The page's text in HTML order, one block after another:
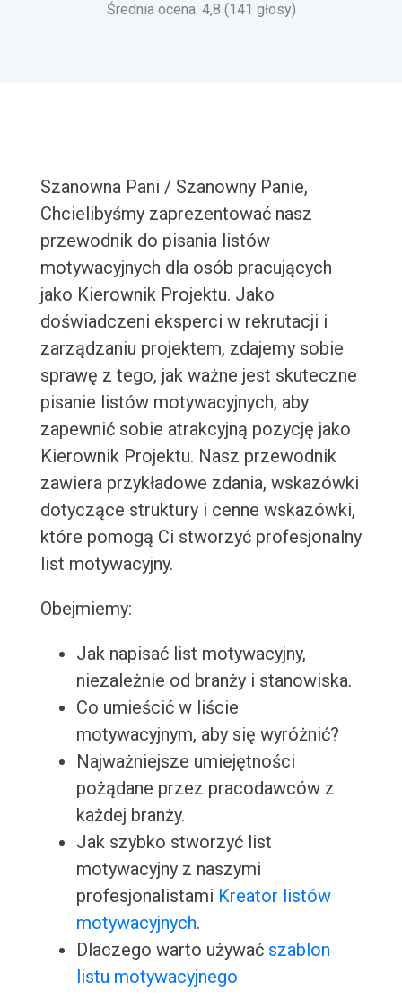
Średnia ocena: 4,8 (141 głosy)
Szanowna Pani / Szanowny Panie,
Chcielibyśmy zaprezentować nasz
przewodnik do pisania listów
motywacyjnych dla osób pracujących
jako Kierownik Projektu. Jako
doświadczeni eksperci w rekrutacji i
zarządzaniu projektem, zdajemy sobie
sprawę z tego, jak ważne jest skuteczne
pisanie listów motywacyjnych, aby
zapewnić sobie atrakcyjną pozycję jako
Kierownik Projektu. Nasz przewodnik
zawiera przykładowe zdania, wskazówki
dotyczące struktury i cenne wskazówki,
które pomogą Ci stworzyć profesjonalny
list motywacyjny.
Obejmiemy:
Jak napisać list motywacyjny,
niezależnie od branży i stanowiska.
Co umieścić w liście
motywacyjnym, aby się wyróżnić?
Najważniejsze umiejętności
pożądane przez pracodawców z
każdej branży.
Jak szybko stworzyć list
motywacyjny z naszymi
profesjonalistami Kreator listów
motywacyjnych.
Dlaczego warto używać szablon
listu motywacyjnego